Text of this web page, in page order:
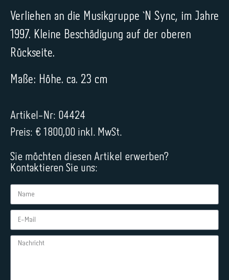
Verliehen an die Musikgruppe `N Sync, im Jahre
1997. Kleine Beschädigung auf der oberen
Rückseite.
Maße: Höhe. ca. 23 cm
Artikel-Nr: 04424
Preis: € 1800,00 inkl. MwSt.
Sie möchten diesen Artikel erwerben?
Kontaktieren Sie uns: